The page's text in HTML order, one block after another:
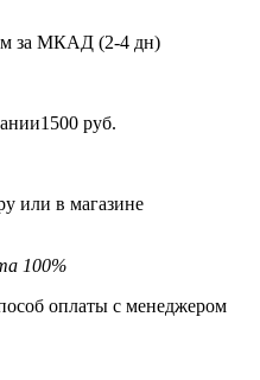
за МКАД (2-4 дн)
руб.
или в магазине
100%
оплаты с менеджером